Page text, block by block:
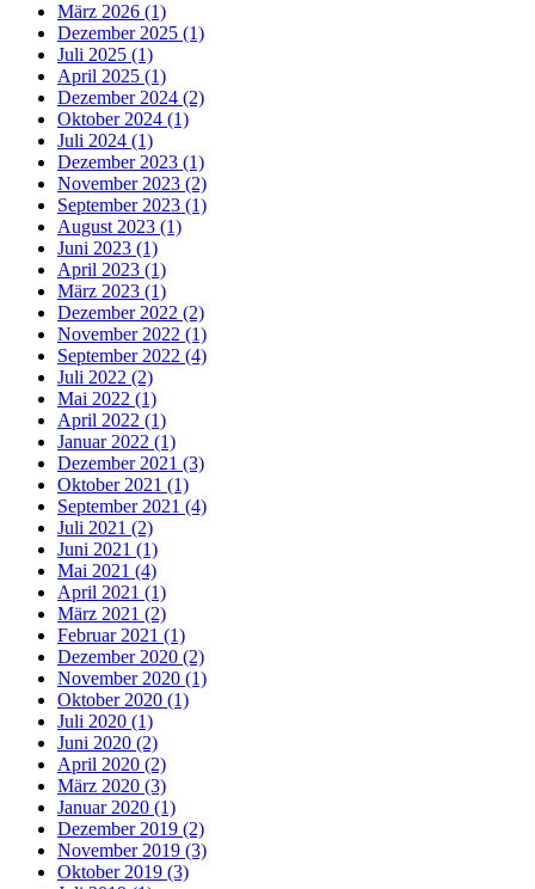
März 2026 (1)
Dezember 2025 (1)
Juli 2025 (1)
April 2025 (1)
Dezember 2024 (2)
Oktober 2024 (1)
Juli 2024 (1)
Dezember 2023 (1)
November 2023 (2)
September 2023 (1)
August 2023 (1)
Juni 2023 (1)
April 2023 (1)
März 2023 (1)
Dezember 2022 (2)
November 2022 (1)
September 2022 (4)
Juli 2022 (2)
Mai 2022 (1)
April 2022 (1)
Januar 2022 (1)
Dezember 2021 (3)
Oktober 2021 (1)
September 2021 (4)
Juli 2021 (2)
Juni 2021 (1)
Mai 2021 (4)
April 2021 (1)
März 2021 (2)
Februar 2021 (1)
Dezember 2020 (2)
November 2020 (1)
Oktober 2020 (1)
Juli 2020 (1)
Juni 2020 (2)
April 2020 (2)
März 2020 (3)
Januar 2020 (1)
Dezember 2019 (2)
November 2019 (3)
Oktober 2019 (3)